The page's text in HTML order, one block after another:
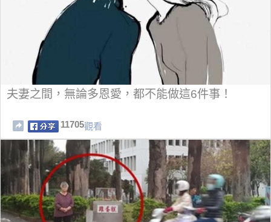
夫妻之間，無論多恩愛，都不能做這6件事！
11705觀看